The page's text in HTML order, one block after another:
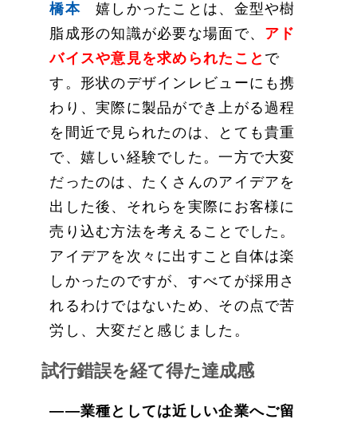
橋本嬉しかったことは、金型や樹
脂成形の知識が必要な場面で、 アド
バイスや意見を求められたこと で
す。形状のデザインレビューにも携
わり、実際に製品ができ上がる過程
を間近で見られたのは、とても貴重
で、嬉しい経験でした。一方で大変
だったのは、たくさんのアイデアを
出した後、それらを実際にお客様に
売り込む方法を考えることでした。
アイデアを次々に出すこと自体は楽
しかったのですが、すべてが採用さ
れるわけではないため、その点で苦
労し、大変だと感じました。
試行錯誤を経て得た達成感
——業種としては近しい企業へご留